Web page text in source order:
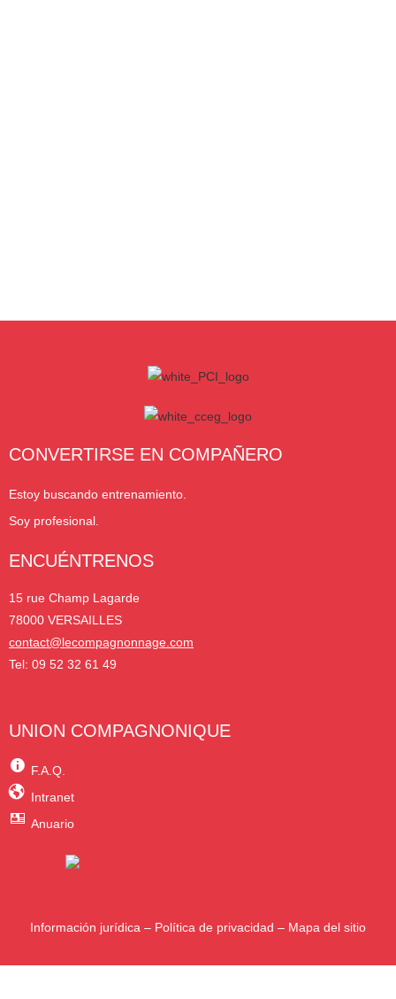
CONVERTIRSE EN COMPAÑERO
Estoy buscando entrenamiento.
Soy profesional.
ENCUÉNTRENOS
15 rue Champ Lagarde
78000 VERSAILLES
contact@lecompagnonnage.com
Tel: 09 52 32 61 49
UNION COMPAGNONIQUE
F.A.Q.
Intranet
Anuario
Información jurídica – Política de privacidad – Mapa del sitio